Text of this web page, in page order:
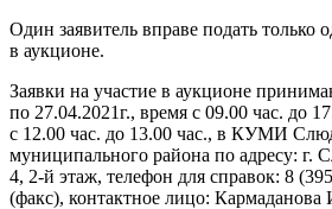
Один заявитель вправе подать только
в аукционе.
Заявки на участие в аукционе
по 27.04.2021г., время с 09.00 час. до
с 12.00 час. до 13.00 час., в КУМИ
муниципального района по адресу: г.
4, 2-й этаж, телефон для справок: 8
(факс), контактное лицо: